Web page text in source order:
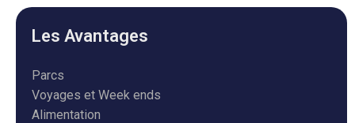
Les Avantages
Parcs
Voyages et Week ends
Alimentation